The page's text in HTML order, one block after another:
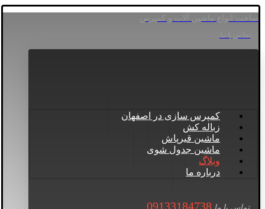
ساخت انواع ماشین آلات و کمپرس
کمپرس سازی در اصفهان
زباله کش
ماشین قیرپاش
ماشین جدول شوی
وبلاگ
درباره ما
09133184738